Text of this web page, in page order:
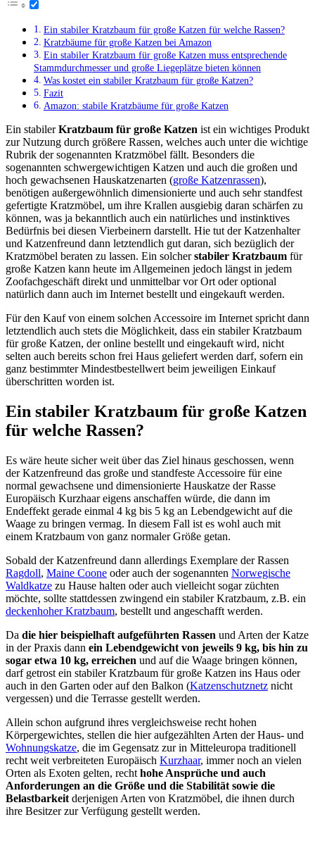
Ein stabiler Kratzbaum für große Katzen für welche Rassen?
Kratzbäume für große Katzen bei Amazon
Ein stabiler Kratzbaum für große Katzen muss entsprechende
Stammdurchmesser und große Liegeplätze bieten können
Was kostet ein stabiler Kratzbaum für große Katzen?
Fazit
Amazon: stabile Kratzbäume für große Katzen
Ein stabilerKratzbaum für große Katzen ist ein wichtiges Produkt
zur Nutzung durch größere Rassen, welches auch unter die wichtige
Rubrik der sogenannten Kratzmöbel fällt. Besonders die
sogenannten schwergewichtigen Katzen und auch die großen und
hoch gewachsenen Hauskatzenarten (große Katzenrassen),
benötigen außergewöhnlich dimensionierte und auch sehr standfest
gefertigte Kratzmöbel, um ihre Krallen ausgiebig daran schärfen zu
können, was ja bekanntlich auch ein natürliches und instinktives
Bedürfnis bei diesen Vierbeinern darstellt. Hie tut der Katzenhalter
und Katzenfreund dann letztendlich gut daran, sich bezüglich der
Kratzmöbel beraten zu lassen. Ein solcherstabiler Kratzbaum für
große Katzen kann heute im Allgemeinen jedoch längst in jedem
Zoofachgeschäft direkt und unmittelbar vor Ort oder optional
natürlich dann auch im Internet bestellt und eingekauft werden.
Für den Kauf von einem solchen Accessoire im Internet spricht dann
letztendlich auch stets die Möglichkeit, dass ein stabiler Kratzbaum
für große Katzen, der online bestellt und eingekauft wird, nicht
selten auch bereits schon frei Haus geliefert werden darf, sofern ein
ganz bestimmter Mindestbestellwert beim jeweiligen Einkauf
überschritten worden ist.
Ein stabiler Kratzbaum für große Katzen
für welche Rassen?
Es wäre heute sicher weit über das Ziel hinaus geschossen, wenn
der Katzenfreund das große und standfeste Accessoire für eine
normal gewachsene und dimensionierte Hauskatze der Rasse
Europäisch Kurzhaar eigens anschaffen würde, die dann im
Endeffekt gerade einmal 4 kg bis 5 kg an Lebendgewicht auf die
Waage zu bringen vermag. In diesem Fall ist es wohl auch mit
einem Kratzbaum von ganz normaler Größe getan.
Sobald der Katzenfreund dann allerdings Exemplare der Rassen
Ragdoll, Maine Coone oder auch der sogenannten Norwegische
Waldkatze zu Hause halten oder auch vielleicht sogar züchten
möchte, sollte stattdessen zwingend ein stabiler Kratzbaum, z.B. ein
deckenhoher Kratzbaum, bestellt und angeschafft werden.
Da die hier beispielhaft aufgeführten Rassen und Arten der Katze
in der Praxis dann ein Lebendgewicht von jeweils 9 kg, bis hin zu
sogar etwa 10 kg, erreichen und auf die Waage bringen können,
darf getrost ein stabiler Kratzbaum für große Katzen ins Haus oder
auch in den Garten oder auf den Balkon (Katzenschutznetz nicht
vergessen) und die Terrasse gestellt werden.
Allein schon aufgrund ihres vergleichsweise recht hohen
Körpergewichtes, stellen die hier aufgezählten Arten der Haus- und
Wohnungskatze, die im Gegensatz zur in Mitteleuropa traditionell
recht weit verbreiteten Europäisch Kurzhaar, immer noch an vielen
Orten als Exoten gelten, recht hohe Ansprüche und auch
Anforderungen an die Größe und die Stabilität sowie die
Belastbarkeit derjenigen Arten von Kratzmöbel, die ihnen durch
ihre Besitzer zur Verfügung gestellt werden.